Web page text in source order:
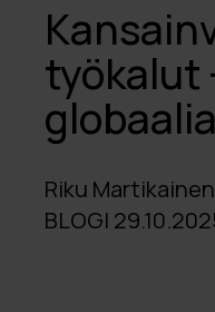
työkalut
Riku
BLOGI